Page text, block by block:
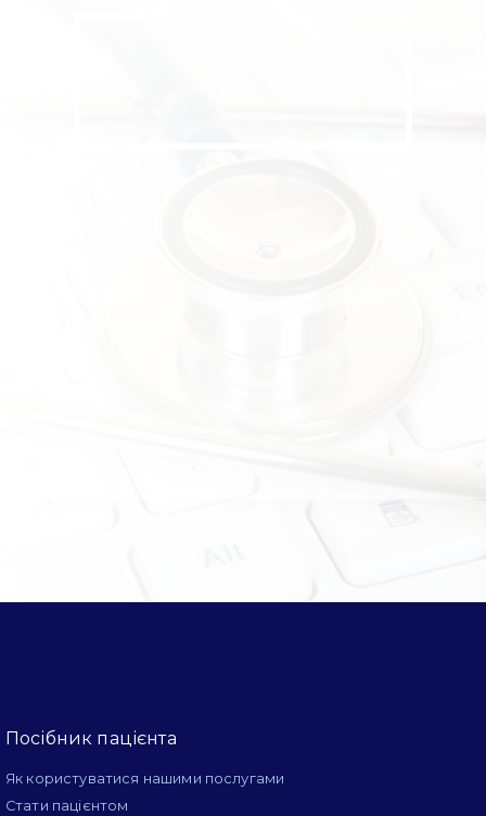
Посібник пацієнта
Як користуватися нашими послугами
Стати пацієнтом